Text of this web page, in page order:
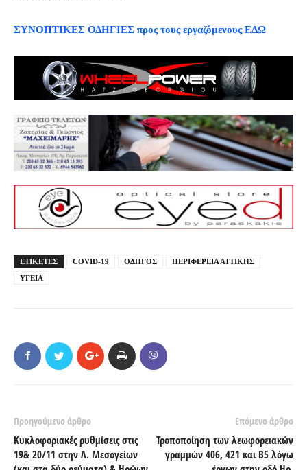
ΣΥΝΟΠΤΙΚΕΣ ΟΔΗΓΙΕΣ προς τους εργαζόμενους ΕΔΩ
ΕΤΙΚΕΤΕΣ COVID-19 ΟΔΗΓΟΣ
ΠΕΡΙΦΕΡΕΙΑ ΑΤΤΙΚΗΣ
ΥΓΕΙΑ
Προηγούμενο άρθρο
Κυκλοφοριακές ρυθμίσεις στις
19& 20/11 στην Λ. Μεσογείων
Επόμενο άρθρο
Τροποποίηση των λεωφορειακών
γραμμών 406, 421 και Β5 λόγω